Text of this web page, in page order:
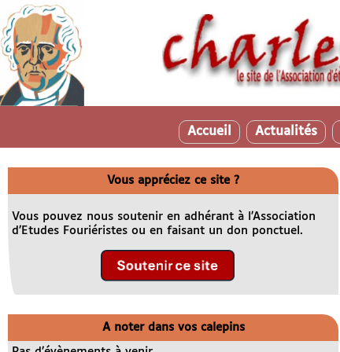
Accueil Actualités
Vous appréciez ce site ?
Vous pouvez nous soutenir en adhérant à l’Association
d’Etudes Fouriéristes ou en faisant un don ponctuel.
A noter dans vos calepins